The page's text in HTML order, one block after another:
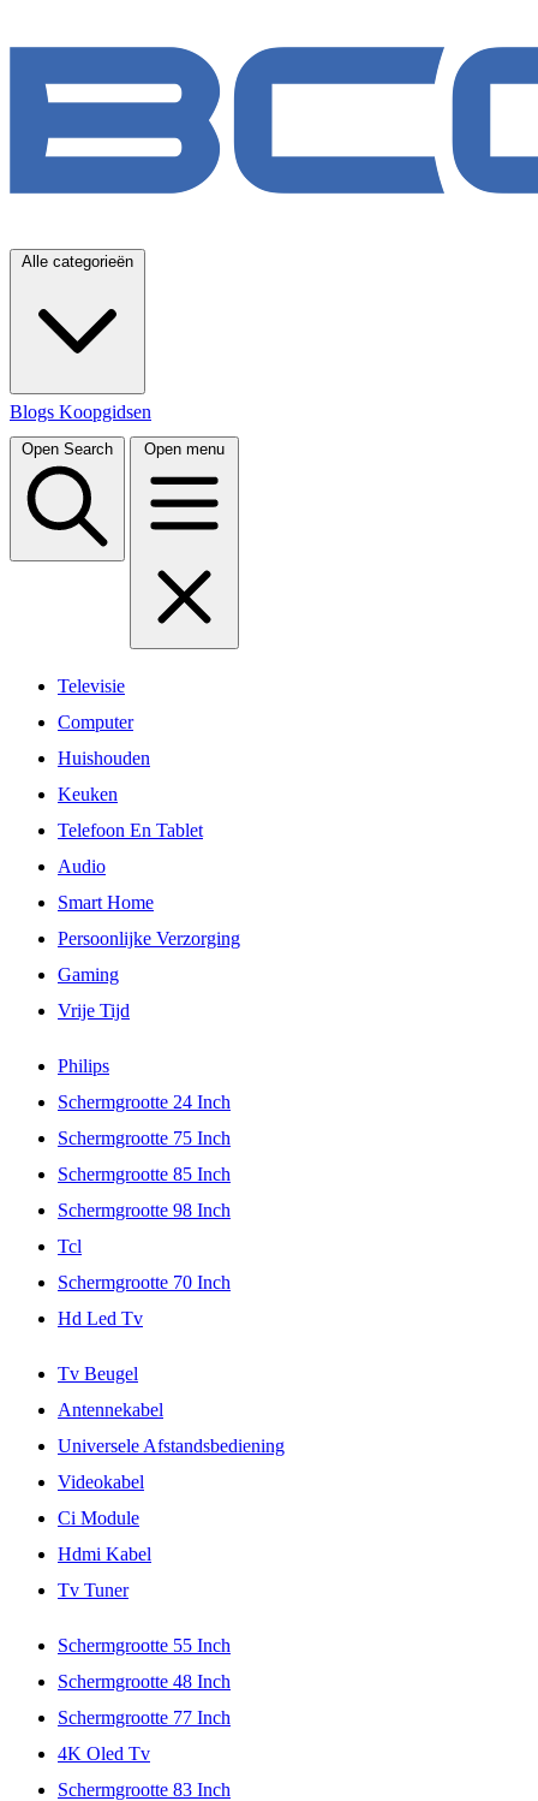
Alle categorieën
Blogs Koopgidsen
Open Search Open menu
Televisie
Computer
Huishouden
Keuken
Telefoon En Tablet
Audio
Smart Home
Persoonlijke Verzorging
Gaming
Vrije Tijd
Philips
Schermgrootte 24 Inch
Schermgrootte 75 Inch
Schermgrootte 85 Inch
Schermgrootte 98 Inch
Tcl
Schermgrootte 70 Inch
Hd Led Tv
Tv Beugel
Antennekabel
Universele Afstandsbediening
Videokabel
Ci Module
Hdmi Kabel
Tv Tuner
Schermgrootte 55 Inch
Schermgrootte 48 Inch
Schermgrootte 77 Inch
4K Oled Tv
Schermgrootte 83 Inch